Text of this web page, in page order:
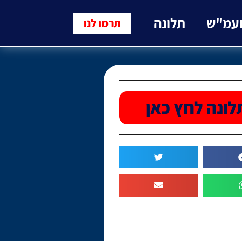
תלונה תרמו לנו
לחץ כאן